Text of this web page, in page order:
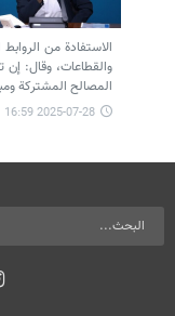
الاستفادة من
والقطاعات، وقال: إن
المصالح المشتركة
2025-07-28 16:59